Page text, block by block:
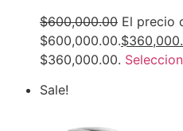
$600,000.00 El precio
$600,000.00.
$360,000.00.
Sale!